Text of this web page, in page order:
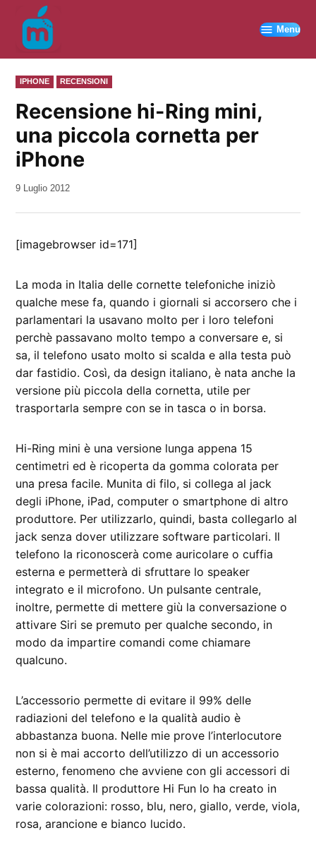
contenuto
Menu
PUBBLICATO
IN
IPHONE RECENSIONI
Recensione hi-Ring mini,
una piccola cornetta per
iPhone
da
9 Luglio 2012
[imagebrowser id=171]
La moda in Italia delle cornette telefoniche iniziò
qualche mese fa, quando i giornali si accorsero che i
parlamentari la usavano molto per i loro telefoni
perchè passavano molto tempo a conversare e, si
sa, il telefono usato molto si scalda e alla testa può
dar fastidio. Così, da design italiano, è nata anche la
versione più piccola della cornetta, utile per
trasportarla sempre con se in tasca o in borsa.
Hi-Ring mini è una versione lunga appena 15
centimetri ed è ricoperta da gomma colorata per
una presa facile. Munita di filo, si collega al jack
degli iPhone, iPad, computer o smartphone di altro
produttore. Per utilizzarlo, quindi, basta collegarlo al
jack senza dover utilizzare software particolari. Il
telefono la riconoscerà come auricolare o cuffia
esterna e permetterà di sfruttare lo speaker
integrato e il microfono. Un pulsante centrale,
inoltre, permette di mettere giù la conversazione o
attivare Siri se premuto per qualche secondo, in
modo da impartire comandi come chiamare
qualcuno.
L’accessorio permette di evitare il 99% delle
radiazioni del telefono e la qualità audio è
abbastanza buona. Nelle mie prove l’interlocutore
non si è mai accorto dell’utilizzo di un accessorio
esterno, fenomeno che avviene con gli accessori di
bassa qualità. Il produttore Hi Fun lo ha creato in
varie colorazioni: rosso, blu, nero, giallo, verde, viola,
rosa, arancione e bianco lucido.